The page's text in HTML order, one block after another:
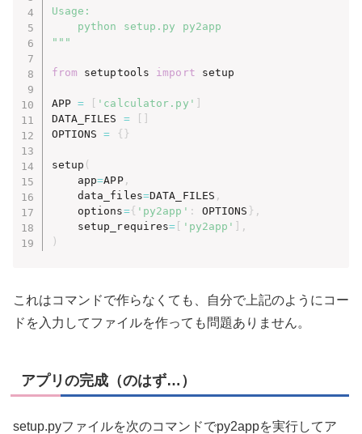
Usage:
    python setup.py py2app
"""
from setuptools import setup
APP = 'calculator.py'
DATA_FILES =
OPTIONS = { }
setup (
    app
=APP,
    data_files
=DATA_FILES ,
    options
={ 'py2app' : OPTIONS } ,
    setup_requires
= 'py2app'
,
)
これはコマンドで作らなくても、自分で上記のようにコー
ドを入力してファイルを作っても問題ありません。
アプリの完成（のはず…）
setup.pyファイルを次のコマンドでpy2appを実行してア